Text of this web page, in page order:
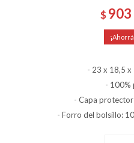
$ 903
- 23 x 18,5
- 100%
- Capa
- Forro del bolsillo: